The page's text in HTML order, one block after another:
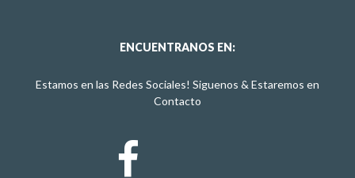
ENCUENTRANOS EN:
Estamos en las Redes Sociales! Siguenos & Estaremos en
Contacto